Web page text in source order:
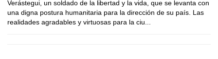
Verástegui, un soldado de la libertad y la vida, que se levanta con
una digna postura humanitaria para la dirección de su país. Las
realidades agradables y virtuosas para la ciu...